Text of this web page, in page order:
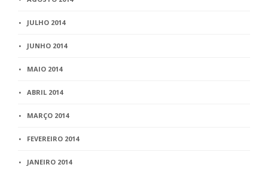
JULHO 2014
JUNHO 2014
MAIO 2014
ABRIL 2014
MARÇO 2014
FEVEREIRO 2014
JANEIRO 2014